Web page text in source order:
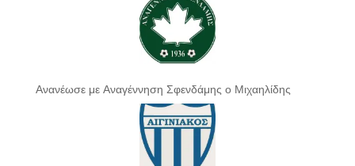
Ανανέωσε με Αναγέννηση Σφενδάμης ο Μιχαηλίδης